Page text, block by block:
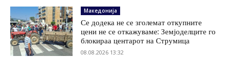
Македонија
Се додека не се зголемат откупните
цени не се откажуваме: Земјоделците го
блокираа центарот на Струмица
08.08.2026 13:32